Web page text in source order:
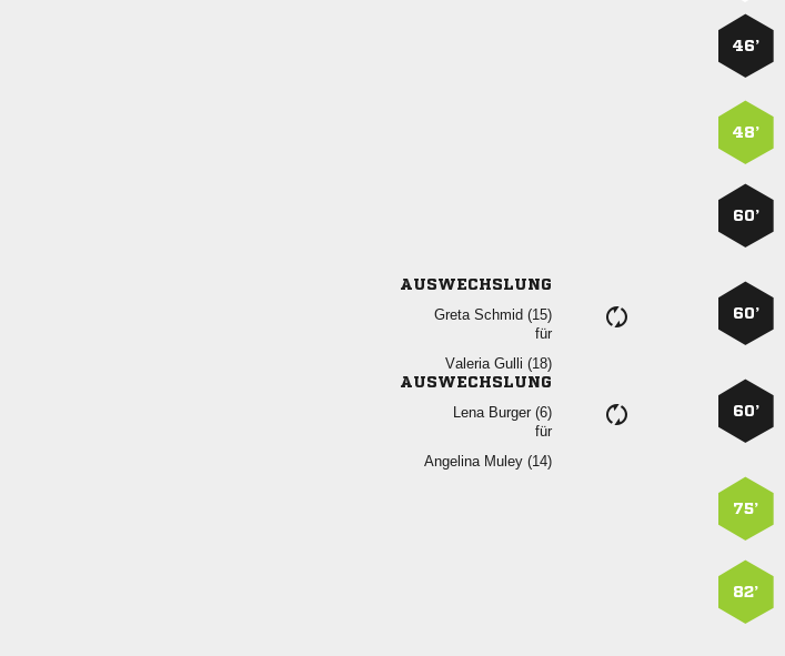
46’
48’
60’
AUSWECHSLUNG
  
für
  
60’
AUSWECHSLUNG
  
für
  
60’
75’
82’